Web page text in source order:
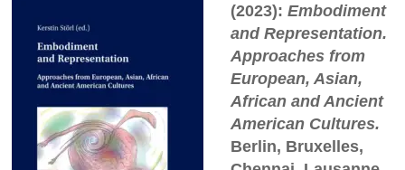
(2023):Embodiment
and Representation.
Approaches from
European, Asian,
African and Ancient
American Cultures.
Berlin, Bruxelles,